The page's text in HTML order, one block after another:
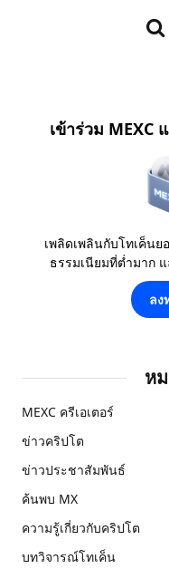
เข้าร่วม MEXC
เพลิดเพลินกับโทเค็น
ธรรมเนียมที่ต่ำมาก
ลง
ห
MEXC ครีเอเตอร์
ข่าวคริปโต
ข่าวประชาสัมพันธ์
ค้นพบ MX
ความรู้เกี่ยวกับคริปโต
บทวิจารณ์โทเค็น